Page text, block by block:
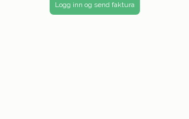
Logg inn og send faktura